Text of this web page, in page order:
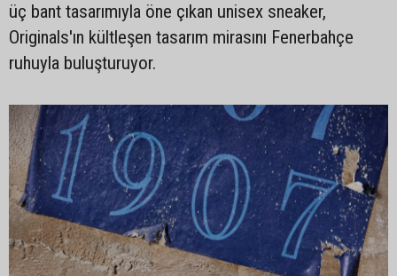
üç bant tasarımıyla öne çıkan unisex sneaker,
Originals'ın kültleşen tasarım mirasını Fenerbahçe
ruhuyla buluşturuyor.